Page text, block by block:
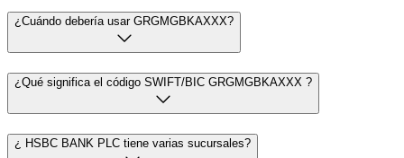
¿Cuándo debería usar GRGMGBKAXXX?
¿Qué significa el código SWIFT/BIC GRGMGBKAXXX ?
¿ HSBC BANK PLC tiene varias sucursales?